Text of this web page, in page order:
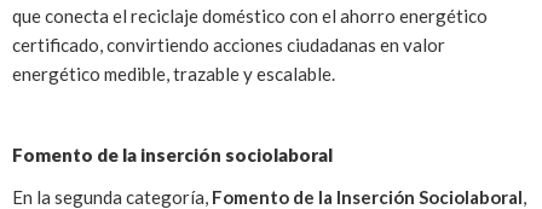
que conecta el reciclaje doméstico con el ahorro energético
certificado, convirtiendo acciones ciudadanas en valor
energético medible, trazable y escalable.
Fomento de la inserción sociolaboral
En la segunda categoría, Fomento de la Inserción Sociolaboral